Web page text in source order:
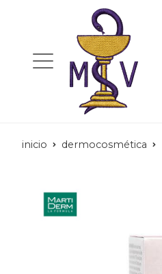
inicio dermocosmética